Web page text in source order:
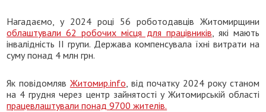
Нагадаємо, у 2024 році 56 роботодавців Житомирщини
облаштували 62 робочих місця для працівників , які мають
інвалідність ІІ групи. Держава компенсувала їхні витрати на
суму понад 4 млн грн.
Як повідомляв Житомир.info , від початку 2024 року станом
на 4 грудня через центр зайнятості у Житомирській області
працевлаштували понад 9700 жителів.